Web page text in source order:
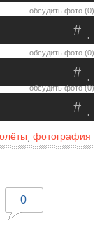
обсудить фото (0)
.
#
обсудить фото (0)
.
#
обсудить фото (0)
.
#
фотография
0